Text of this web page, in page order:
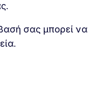
σας μπορεί να